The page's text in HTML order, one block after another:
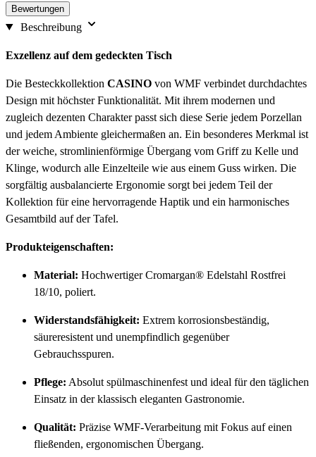
Bewertungen
Beschreibung
Exzellenz auf dem gedeckten Tisch
Die Besteckkollektion CASINO von WMF verbindet durchdachtes
Design mit höchster Funktionalität. Mit ihrem modernen und
zugleich dezenten Charakter passt sich diese Serie jedem Porzellan
und jedem Ambiente gleichermaßen an. Ein besonderes Merkmal ist
der weiche, stromlinienförmige Übergang vom Griff zu Kelle und
Klinge, wodurch alle Einzelteile wie aus einem Guss wirken. Die
sorgfältig ausbalancierte Ergonomie sorgt bei jedem Teil der
Kollektion für eine hervorragende Haptik und ein harmonisches
Gesamtbild auf der Tafel.
Produkteigenschaften:
Material: Hochwertiger Cromargan® Edelstahl Rostfrei
18/10, poliert.
Widerstandsfähigkeit: Extrem korrosionsbeständig,
säureresistent und unempfindlich gegenüber
Gebrauchsspuren.
Pflege: Absolut spülmaschinenfest und ideal für den täglichen
Einsatz in der klassisch eleganten Gastronomie.
Qualität: Präzise WMF-Verarbeitung mit Fokus auf einen
fließenden, ergonomischen Übergang.